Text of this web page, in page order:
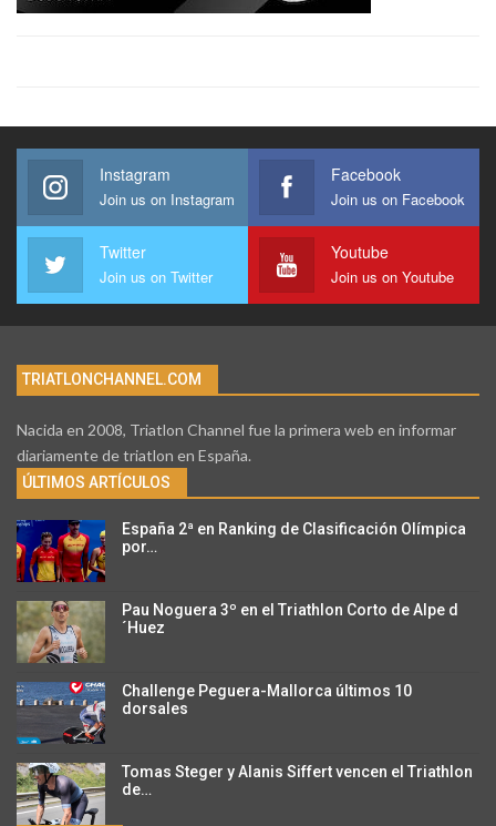
Instagram
Join us on Instagram
Facebook
Join us on Facebook
Twitter
Join us on Twitter
Youtube
Join us on Youtube
TRIATLONCHANNEL.COM
Nacida en 2008, Triatlon Channel fue la primera web en informar
diariamente de triatlon en España.
ÚLTIMOS ARTÍCULOS
España 2ª en Ranking de Clasificación Olímpica
por…
Pau Noguera 3º en el Triathlon Corto de Alpe d
´Huez
Challenge Peguera-Mallorca últimos 10
dorsales
Tomas Steger y Alanis Siffert vencen el Triathlon
de…